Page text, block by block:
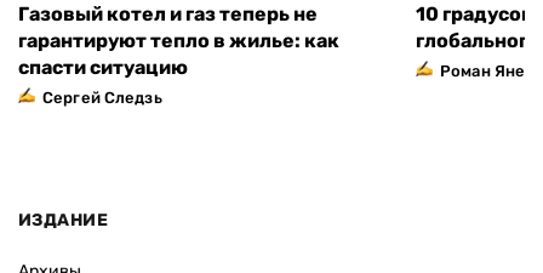
Газовый котел и газ теперь не
гарантируют тепло в жилье: как
спасти ситуацию
Сергей Следзь
10 градусов
Роман
ИЗДАНИЕ